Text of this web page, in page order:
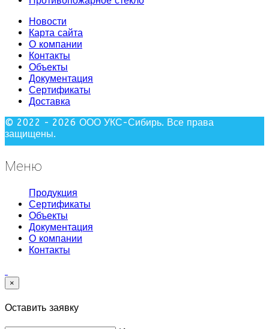
Новости
Карта сайта
О компании
Контакты
Объекты
Документация
Сертификаты
Доставка
© 2022 - 2026 ООО УКС-Сибирь. Все права
защищены.
Меню
Продукция
Сертификаты
Объекты
Документация
О компании
Контакты
×
Оставить заявку